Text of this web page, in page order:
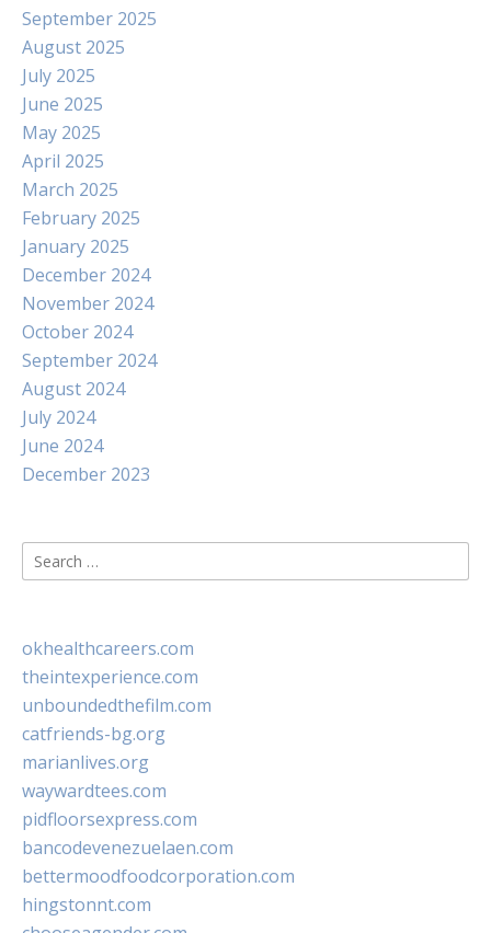
September 2025
August 2025
July 2025
June 2025
May 2025
April 2025
March 2025
February 2025
January 2025
December 2024
November 2024
October 2024
September 2024
August 2024
July 2024
June 2024
December 2023
Search
for:
okhealthcareers.com
theintexperience.com
unboundedthefilm.com
catfriends-bg.org
marianlives.org
waywardtees.com
pidfloorsexpress.com
bancodevenezuelaen.com
bettermoodfoodcorporation.com
hingstonnt.com